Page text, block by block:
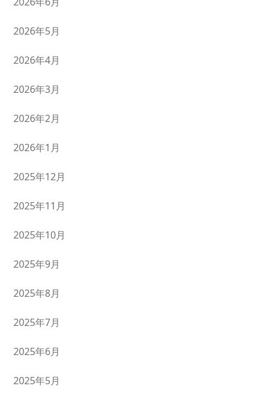
2026年5月
2026年4月
2026年3月
2026年2月
2026年1月
2025年12月
2025年11月
2025年10月
2025年9月
2025年8月
2025年7月
2025年6月
2025年5月